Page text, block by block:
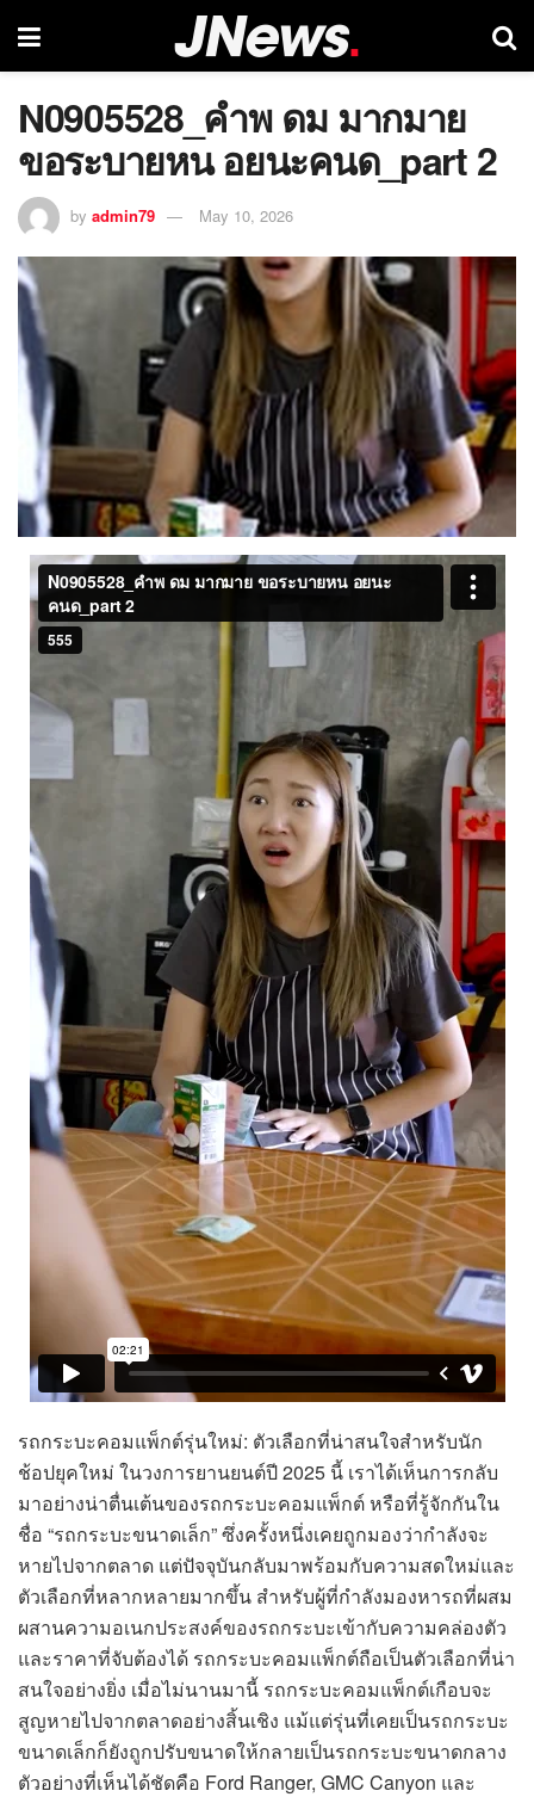
N0905528_คำพ ดม มากมาย
ขอระบายหน อยนะคนด_part 2
by admin79 May 10, 2026
รถกระบะคอมแพ็กต์รุ่นใหม่: ตัวเลือกที่น่าสนใจสำหรับนัก
ช้อปยุคใหม่ ในวงการยานยนต์ปี 2025 นี้ เราได้เห็นการกลับ
มาอย่างน่าตื่นเต้นของรถกระบะคอมแพ็กต์ หรือที่รู้จักกันใน
ชื่อ “รถกระบะขนาดเล็ก” ซึ่งครั้งหนึ่งเคยถูกมองว่ากำลังจะ
หายไปจากตลาด แต่ปัจจุบันกลับมาพร้อมกับความสดใหม่และ
ตัวเลือกที่หลากหลายมากขึ้น สำหรับผู้ที่กำลังมองหารถที่ผสม
ผสานความอเนกประสงค์ของรถกระบะเข้ากับความคล่องตัว
และราคาที่จับต้องได้ รถกระบะคอมแพ็กต์ถือเป็นตัวเลือกที่น่า
สนใจอย่างยิ่ง เมื่อไม่นานมานี้ รถกระบะคอมแพ็กต์เกือบจะ
สูญหายไปจากตลาดอย่างสิ้นเชิง แม้แต่รุ่นที่เคยเป็นรถกระบะ
ขนาดเล็กก็ยังถูกปรับขนาดให้กลายเป็นรถกระบะขนาดกลาง
ตัวอย่างที่เห็นได้ชัดคือ Ford Ranger, GMC Canyon และ